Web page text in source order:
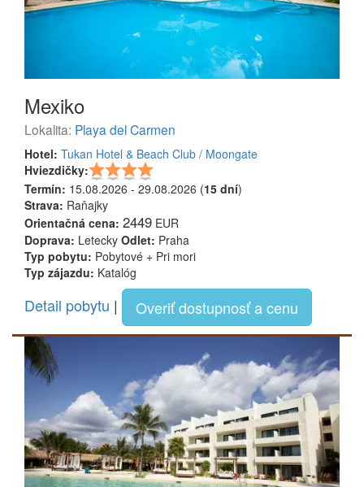
Mexiko
Lokalita: Playa del Carmen
Hotel: Tukan Hotel & Beach Club / Moongate
Hviezdičky:
Termín: 15.08.2026 - 29.08.2026 (15 dní)
Strava: Raňajky
Orientačná cena: 2449 EUR
Doprava: Letecky Odlet: Praha
Typ pobytu: Pobytové + Pri mori
Typ zájazdu: Katalóg
Detail pobytu | Overiť dostupnosť a cenu